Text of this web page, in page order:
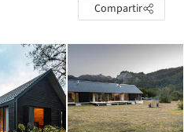
Compartir